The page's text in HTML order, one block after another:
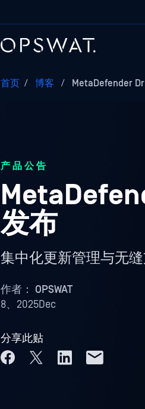
首页 / 博客 / MetaDefender
产品公告
发布
集中化更新管理与无
作者： OPSWAT
8、2025Dec
分享此贴